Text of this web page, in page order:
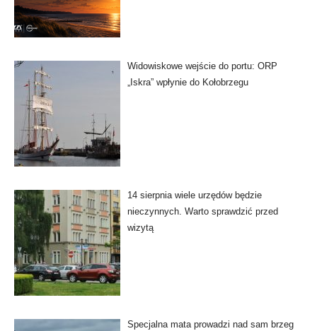
Widowiskowe wejście do portu: ORP
„Iskra” wpłynie do Kołobrzegu
14 sierpnia wiele urzędów będzie
nieczynnych. Warto sprawdzić przed
wizytą
Specjalna mata prowadzi nad sam brzeg